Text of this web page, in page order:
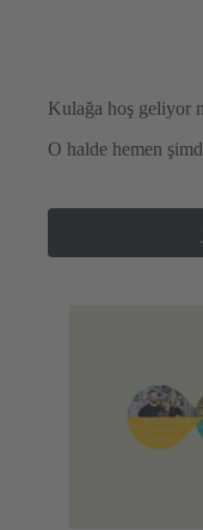
Kulağa hoş geliyor
O halde hemen